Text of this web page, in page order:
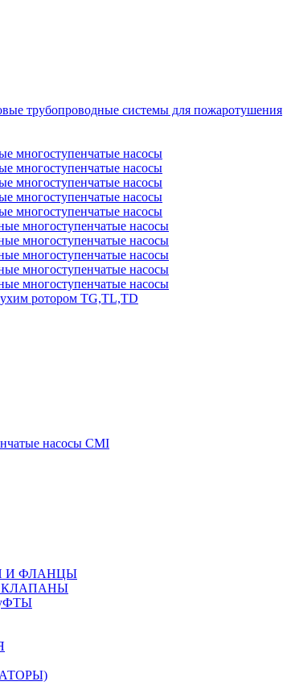
трубопроводные системы для пожаротушения
многоступенчатые насосы
многоступенчатые насосы
многоступенчатые насосы
многоступенчатые насосы
многоступенчатые насосы
многоступенчатые насосы
многоступенчатые насосы
многоступенчатые насосы
многоступенчатые насосы
многоступенчатые насосы
ротором TG,TL,TD
насосы CMI
И ФЛАНЦЫ
КЛАПАНЫ